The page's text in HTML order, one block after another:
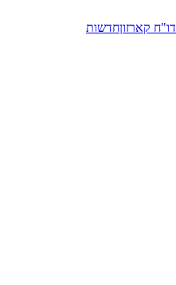
דו"ח קארזוןחדשות